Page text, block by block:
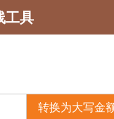
工具
转换为大写金